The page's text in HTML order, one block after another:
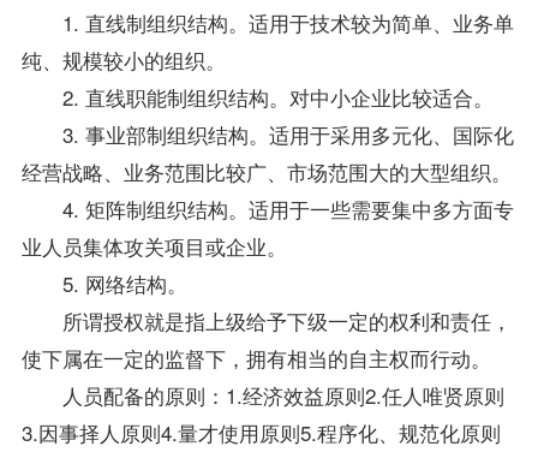
1. 直线制组织结构。适用于技术较为简单、业务单
纯、规模较小的组织。
2. 直线职能制组织结构。对中小企业比较适合。
3. 事业部制组织结构。适用于采用多元化、国际化
经营战略、业务范围比较广、市场范围大的大型组织。
4. 矩阵制组织结构。适用于一些需要集中多方面专
业人员集体攻关项目或企业。
5. 网络结构。
所谓授权就是指上级给予下级一定的权利和责任，
使下属在一定的监督下，拥有相当的自主权而行动。
人员配备的原则：1.经济效益原则2.任人唯贤原则
3.因事择人原则4.量才使用原则5.程序化、规范化原则